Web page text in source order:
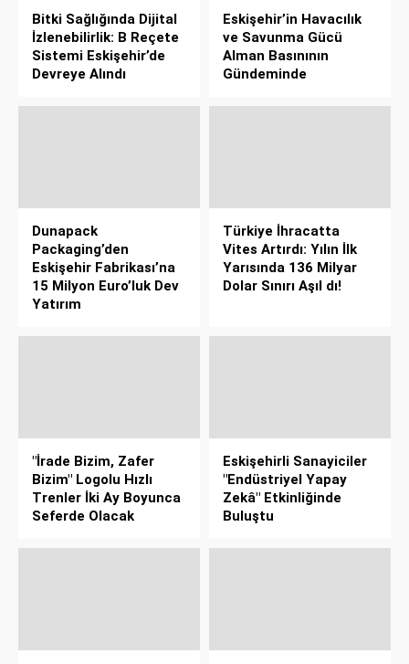
Bitki Sağlığında Dijital
İzlenebilirlik: B Reçete
Sistemi Eskişehir’de
Devreye Alındı
Eskişehir’in Havacılık
ve Savunma Gücü
Alman Basınının
Gündeminde
Dunapack
Packaging’den
Eskişehir Fabrikası’na
15 Milyon Euro’luk Dev
Yatırım
Türkiye İhracatta
Vites Artırdı: Yılın İlk
Yarısında 136 Milyar
Dolar Sınırı Aşıl dı!
"İrade Bizim, Zafer
Bizim" Logolu Hızlı
Trenler İki Ay Boyunca
Seferde Olacak
Eskişehirli Sanayiciler
"Endüstriyel Yapay
Zekâ" Etkinliğinde
Buluştu